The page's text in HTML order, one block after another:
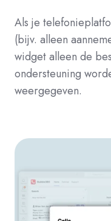
Als je
(bijv. alleen
widget alleen de
ondersteuning
weergegeven.